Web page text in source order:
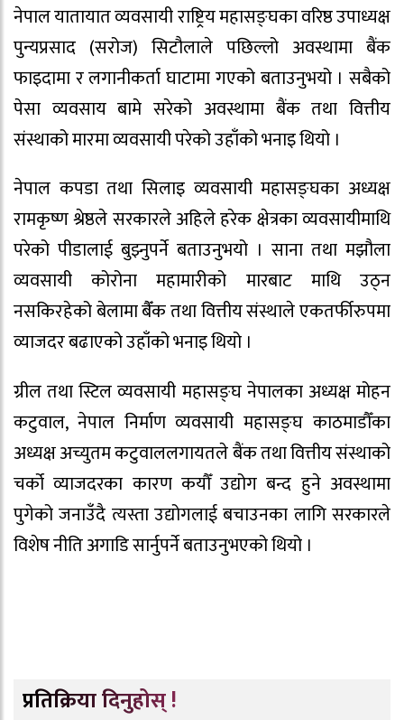
नेपाल यातायात व्यवसायी राष्ट्रिय महासङ्घका वरिष्ठ उपाध्यक्ष
पुन्यप्रसाद (सरोज) सिटौलाले पछिल्लो अवस्थामा बैंक
फाइदामा र लगानीकर्ता घाटामा गएको बताउनुभयो । सबैको
पेसा व्यवसाय बामे सरेको अवस्थामा बैंक तथा वित्तीय
संस्थाको मारमा व्यवसायी परेको उहाँको भनाइ थियो ।
नेपाल कपडा तथा सिलाइ व्यवसायी महासङ्घका अध्यक्ष
रामकृष्ण श्रेष्ठले सरकारले अहिले हरेक क्षेत्रका व्यवसायीमाथि
परेको पीडालाई बुझ्नुपर्ने बताउनुभयो । साना तथा मझौला
व्यवसायी कोरोना महामारीको मारबाट माथि उठ्न
नसकिरहेको बेलामा बैँक तथा वित्तीय संस्थाले एकतर्फीरुपमा
व्याजदर बढाएको उहाँको भनाइ थियो ।
ग्रील तथा स्टिल व्यवसायी महासङ्घ नेपालका अध्यक्ष मोहन
कटुवाल, नेपाल निर्माण व्यवसायी महासङ्घ काठमाडौँका
अध्यक्ष अच्युतम कटुवाललगायतले बैंक तथा वित्तीय संस्थाको
चर्को व्याजदरका कारण कयौँ उद्योग बन्द हुने अवस्थामा
पुगेको जनाउँदै त्यस्ता उद्योगलाई बचाउनका लागि सरकारले
विशेष नीति अगाडि सार्नुपर्ने बताउनुभएको थियो ।
प्रतिक्रिया दिनुहोस् !